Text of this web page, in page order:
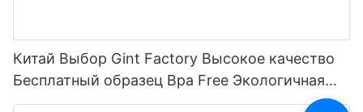
Китай Выбор Gint Factory Высокое качество
Бесплатный образец Bpa Free Экологичная
пластиковая бутылка для воды из тритана